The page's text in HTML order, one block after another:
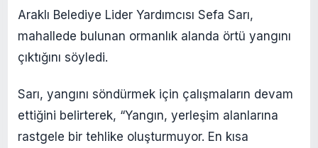
Araklı Belediye Lider Yardımcısı Sefa Sarı,
mahallede bulunan ormanlık alanda örtü yangını
çıktığını söyledi.
Sarı, yangını söndürmek için çalışmaların devam
ettiğini belirterek, “Yangın, yerleşim alanlarına
rastgele bir tehlike oluşturmuyor. En kısa